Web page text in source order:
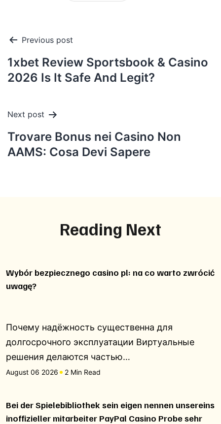
Post
navigation
Previous post
1xbet Review Sportsbook & Casino
2026 Is It Safe And Legit?
Next post
Trovare Bonus nei Casino Non
AAMS: Cosa Devi Sapere
Reading Next
Wybór bezpiecznego casino pl: na co warto zwrócić
uwagę?
Почему надёжность существенна для
долгосрочного эксплуатации Виртуальные
решения делаются частью…
August 06 2026 2 Min Read
Bei der Spielebibliothek sein eigen nennen unsereins
inoffizieller mitarbeiter PayPal Casino Probe sehr